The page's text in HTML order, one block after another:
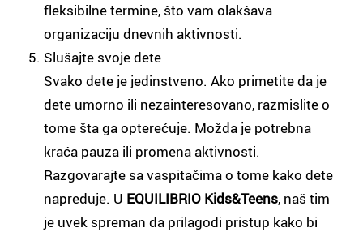
fleksibilne termine, što vam olakšava
organizaciju dnevnih aktivnosti.
Slušajte svoje dete
Svako dete je jedinstveno. Ako primetite da je
dete umorno ili nezainteresovano, razmislite o
tome šta ga opterećuje. Možda je potrebna
kraća pauza ili promena aktivnosti.
Razgovarajte sa vaspitačima o tome kako dete
napreduje. U EQUILIBRIO Kids&Teens, naš tim
je uvek spreman da prilagodi pristup kako bi